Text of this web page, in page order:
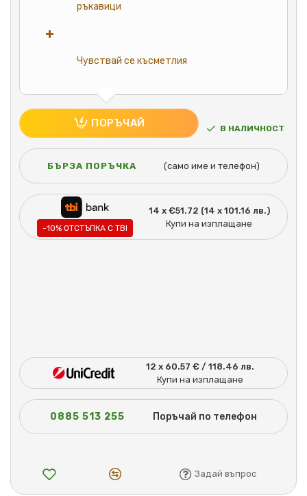
ръкавици
Чувствай се късметлия
ПОРЪЧАЙ В НАЛИЧНОСТ
БЪРЗА ПОРЪЧКА (само име и телефон)
-10% ОТСТЪПКА С TBI
14 x €51.72 (14 x 101.16 лв.)
Купи на изплащане
12 x 60.57 € / 118.46 лв.
Купи на изплащане
0885 513 255 Поръчай по телефон
Задай въпрос